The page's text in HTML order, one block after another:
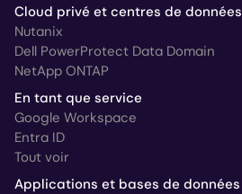
Cloud privé et centres de données
Nutanix
Dell PowerProtect Data Domain
NetApp ONTAP
En tant que service
Google Workspace
Entra ID
Tout voir
Applications et bases de données